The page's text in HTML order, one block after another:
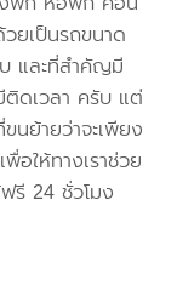
ยเป็นรถขนาด
และที่สำคัญมี
ดเวลา ครับ แต่
นย้ายว่าจะเพียง
อให้ทางเราช่วย
รี 24 ชั่วโมง